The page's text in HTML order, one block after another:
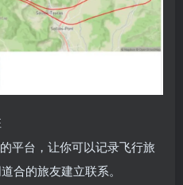
平台，让你可以记录飞行旅
合的旅友建立联系。